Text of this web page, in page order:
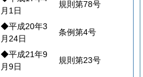
月1日
規則第78号
◆平成20年3
月24日
条例第4号
◆平成21年9
月9日
規則第23号